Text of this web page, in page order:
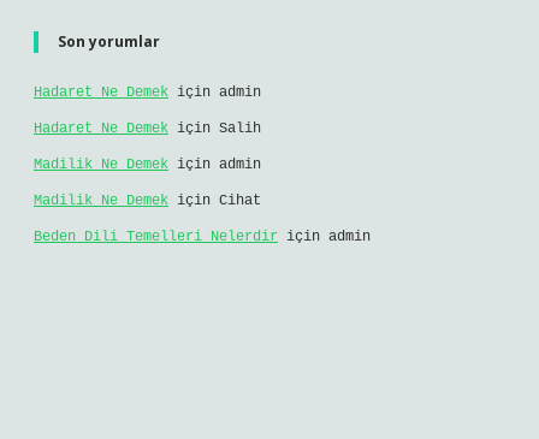
Son yorumlar
Hadaret Ne Demek için admin
Hadaret Ne Demek için Salih
Madilik Ne Demek için admin
Madilik Ne Demek için Cihat
Beden Dili Temelleri Nelerdir için admin